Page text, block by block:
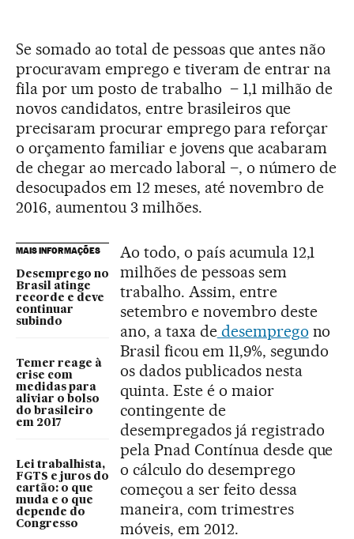
Se somado ao total de pessoas que antes não
procuravam emprego e tiveram de entrar na
fila por um posto de trabalho – 1,1 milhão de
novos candidatos, entre brasileiros que
precisaram procurar emprego para reforçar
o orçamento familiar e jovens que acabaram
de chegar ao mercado laboral –, o número de
desocupados em 12 meses, até novembro de
2016, aumentou 3 milhões.
MAIS INFORMAÇÕES
Desemprego no
Brasil atinge
recorde e deve
continuar
subindo
Temer reage à
crise com
medidas para
aliviar o bolso
do brasileiro
em 2017
Lei trabalhista,
FGTS e juros do
cartão: o que
muda e o que
depende do
Congresso
Ao todo, o país acumula 12,1
milhões de pessoas sem
trabalho. Assim, entre
setembro e novembro deste
ano, a taxa dedesemprego no
Brasil ficou em 11,9%, segundo
os dados publicados nesta
quinta. Este é o maior
contingente de
desempregados já registrado
pela Pnad Contínua desde que
o cálculo do desemprego
começou a ser feito dessa
maneira, com trimestres
móveis, em 2012.